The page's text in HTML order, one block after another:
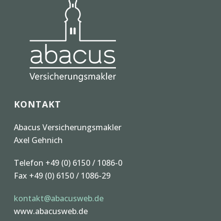
KONTAKT
Abacus Versicherungsmakler
Axel Gehnich
Telefon +49 (0) 6150 / 1086-0
Fax +49 (0) 6150 / 1086-29
kontakt@abacusweb.de
www.abacusweb.de